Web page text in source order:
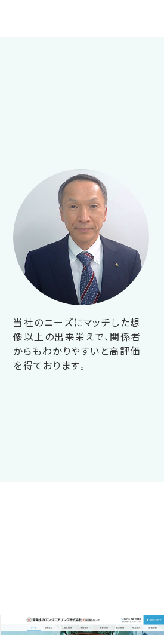
当社のニーズにマッチした想
像以上の出来栄えで、関係者
からもわかりやすいと高評価
を得ております。